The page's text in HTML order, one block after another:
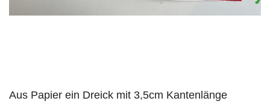
Aus Papier ein Dreick mit 3,5cm Kantenlänge